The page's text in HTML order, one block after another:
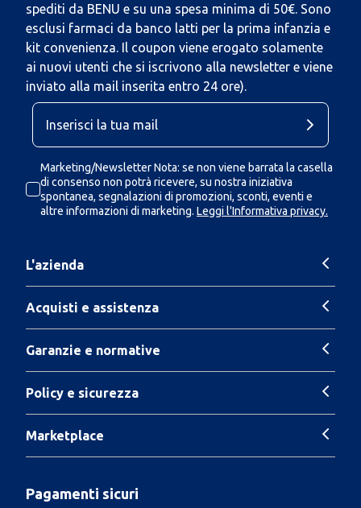
spediti da BENU e su una spesa minima di 50€. Sono
esclusi farmaci da banco latti per la prima infanzia e
kit convenienza. Il coupon viene erogato solamente
ai nuovi utenti che si iscrivono alla newsletter e viene
inviato alla mail inserita entro 24 ore).
Marketing/Newsletter Nota: se non viene barrata la casella
di consenso non potrà ricevere, su nostra iniziativa
spontanea, segnalazioni di promozioni, sconti, eventi e
altre informazioni di marketing. Leggi l'Informativa privacy.
L'azienda
Acquisti e assistenza
Garanzie e normative
Policy e sicurezza
Marketplace
Pagamenti sicuri